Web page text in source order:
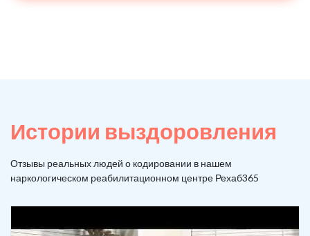
Истории выздоровления
Отзывы реальных людей о кодировании в нашем
наркологическом реабилитационном центре Рехаб365